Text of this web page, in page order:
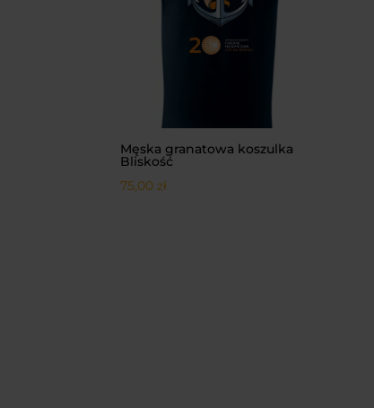
Męska granatowa koszulka
Bliskość
75,00 zł